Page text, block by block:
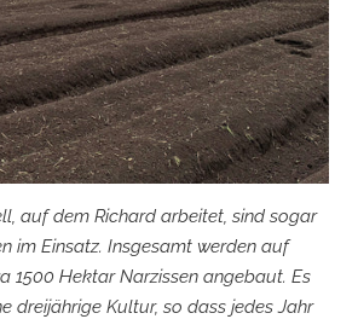
auf dem Richard arbeitet, sind sogar
im Einsatz. Insgesamt werden auf
1500 Hektar Narzissen angebaut. Es
dreijährige Kultur, so dass jedes Jahr